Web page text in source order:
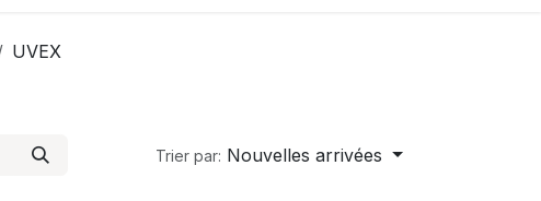
UVEX
Trier par: Nouvelles arrivées